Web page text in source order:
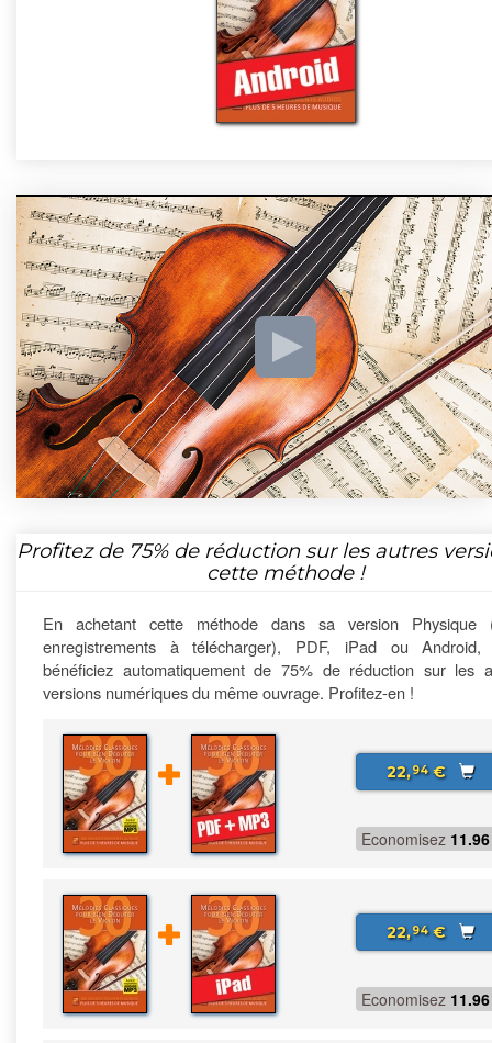
Profitez de 75%de réduction sur les autres
cette méthode !
En achetant cette méthode dans sa version Physique
enregistrements à télécharger), PDF, iPad ou Android,
bénéficiez automatiquement de 75% de réduction sur les
versions numériques du même ouvrage. Profitez-en !
22,94€
Economisez 11.96
22,94€
Economisez 11.96